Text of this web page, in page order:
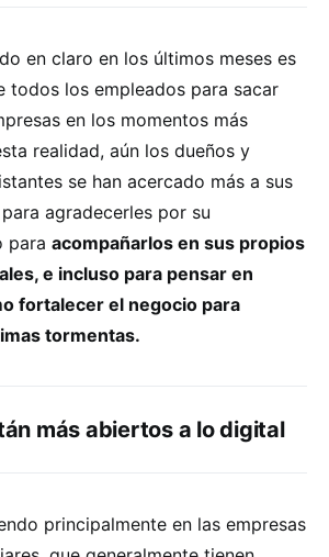
en claro en los últimos meses es
todos los empleados para sacar
en los momentos más
realidad, aún los dueños y
se han acercado más a sus
agradecerles por su
para acompañarlos en sus propios
e incluso para pensar en
fortalecer el negocio para
tormentas.
más abiertos a lo digital
principalmente en las empresas